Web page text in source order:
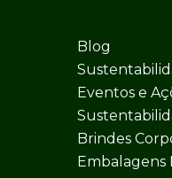
Blog
Eventos e
Brindes
Embalagens